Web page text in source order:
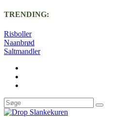
TRENDING:
Risboller
Naanbrød
Saltmandler